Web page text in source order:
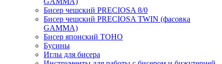
Бисер чешский PRECIOSA 8/0
Бисер чешский PRECIOSA TWIN (фасовка
GAMMA)
Бисер японский TOHO
Бусины
Иглы для бисера